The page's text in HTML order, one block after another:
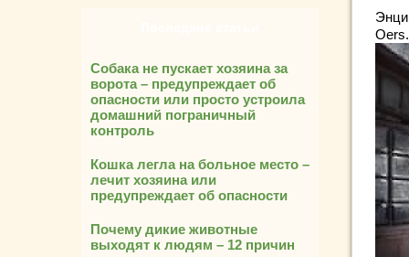
Собака не пускает хозяина за
ворота – предупреждает об
опасности или просто устроила
домашний пограничный
контроль
Кошка легла на больное место –
лечит хозяина или
предупреждает об опасности
Почему дикие животные
выходят к людям – 12 причин
Oers.